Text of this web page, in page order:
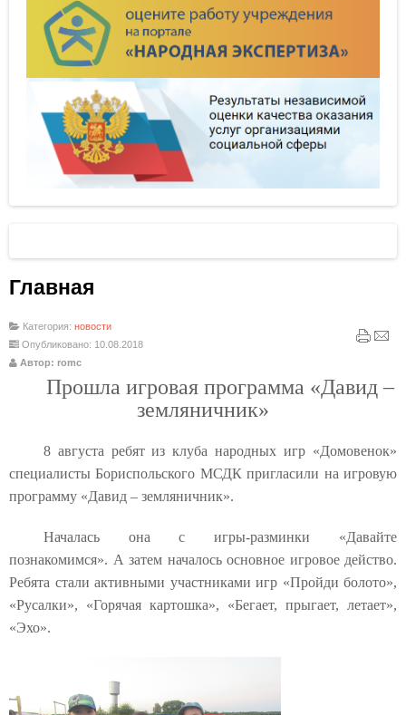
Главная
Категория: новости
Опубликовано: 10.08.2018
Автор: romc
Прошла игровая программа «Давид –
земляничник»
8 августа ребят из клуба народных игр «Домовенок»
специалисты Бориспольского МСДК пригласили на игровую
программу «Давид – земляничник».
Началась она с игры-разминки «Давайте
познакомимся». А затем началось основное игровое действо.
Ребята стали активными участниками игр «Пройди болото»,
«Русалки», «Горячая картошка», «Бегает, прыгает, летает»,
«Эхо».